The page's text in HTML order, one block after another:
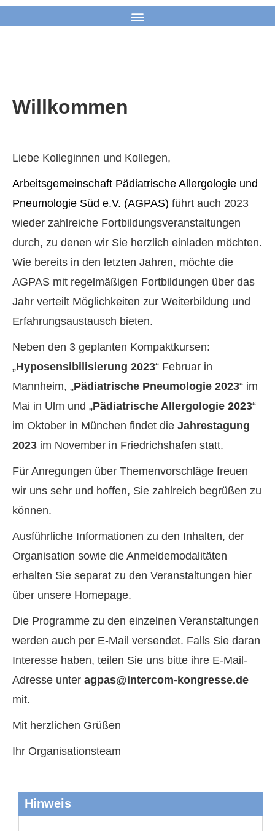
Willkommen
Liebe Kolleginnen und Kollegen,
Arbeitsgemeinschaft Pädiatrische Allergologie und
Pneumologie Süd e.V. (AGPAS) führt auch 2023
wieder zahlreiche Fortbildungsveranstaltungen
durch, zu denen wir Sie herzlich einladen möchten.
Wie bereits in den letzten Jahren, möchte die
AGPAS mit regelmäßigen Fortbildungen über das
Jahr verteilt Möglichkeiten zur Weiterbildung und
Erfahrungsaustausch bieten.
Neben den 3 geplanten Kompaktkursen:
„Hyposensibilisierung 2023“ Februar in
Mannheim, „Pädiatrische Pneumologie 2023“ im
Mai in Ulm und „Pädiatrische Allergologie 2023“
im Oktober in München findet die Jahrestagung
2023 im November in Friedrichshafen statt.
Für Anregungen über Themenvorschläge freuen
wir uns sehr und hoffen, Sie zahlreich begrüßen zu
können.
Ausführliche Informationen zu den Inhalten, der
Organisation sowie die Anmeldemodalitäten
erhalten Sie separat zu den Veranstaltungen hier
über unsere Homepage.
Die Programme zu den einzelnen Veranstaltungen
werden auch per E-Mail versendet. Falls Sie daran
Interesse haben, teilen Sie uns bitte ihre E-Mail-
Adresse unter agpas@intercom-kongresse.de
mit.
Mit herzlichen Grüßen
Ihr Organisationsteam
Hinweis